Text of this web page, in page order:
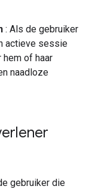
: Als de gebruiker
actieve sessie
of haar
naadloze
gebruiker die